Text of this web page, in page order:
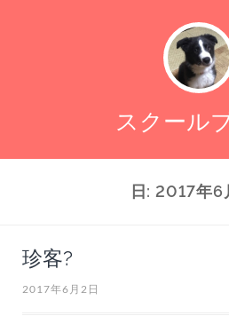
スクール
日: 2017年6
珍客?
2017年6月2日